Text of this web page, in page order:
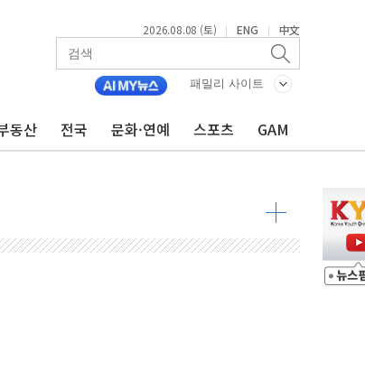
2026.08.08 (토) | ENG | 中文
패밀리 사이트
동산 전국 문화·연예 스포츠 GAM
확대'
상승… STOXX 600 지수는 나흘 연속 최고치
에 맞설 자체 억지력 강화
봉쇄 영향